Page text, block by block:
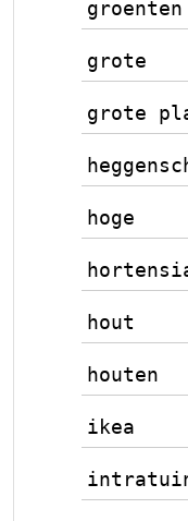
groenten
grote
grote
hoge
hout
houten
ikea